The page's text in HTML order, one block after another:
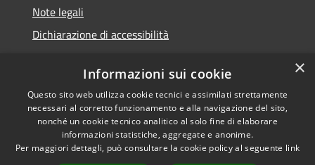
Note legali
Dichiarazione di accessibilità
RSS
Accessibilità
Cookie
Comune convenzionato
Astigov
Progetto|Convenzione|
×
Informazioni sui cookie
Questo sito web utilizza cookie tecnici e assimilati strettamente
necessari al corretto funzionamento e alla navigazione del sito,
nonché un cookie tecnico analitico al solo fine di elaborare
informazioni statistiche, aggregate e anonime.
Per maggiori dettagli, può consultare la cookie policy al seguente link